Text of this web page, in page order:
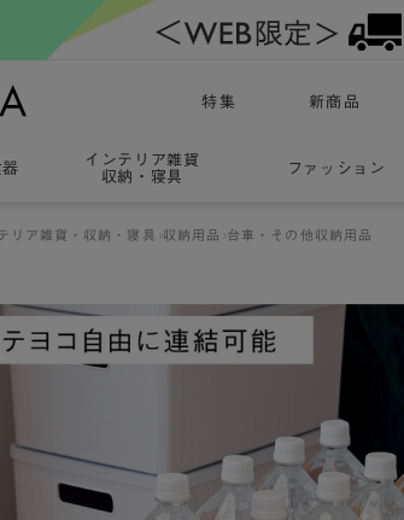
特集 新商品
器
インテリア雑貨
収納・寝具
ファッション
リア雑貨・収納・寝具 収納用品 台車・その他収納用品